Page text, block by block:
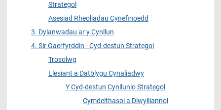
Strategol
Asesiad Rheoliadau Cynefinoedd
3. Dylanwadau ar y Cynllun
4. Sir Gaerfyrddin - Cyd-destun Strategol
Trosolwg
Llesiant a Datblygu Cynaliadwy
Y Cyd-destun Cynllunio Strategol
Cymdeithasol a Diwylliannol